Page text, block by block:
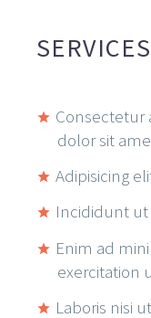
SERVICES
Consectetur
dolor sit
Adipisicing
Incididunt
Enim ad
exercitation
Laboris nisi